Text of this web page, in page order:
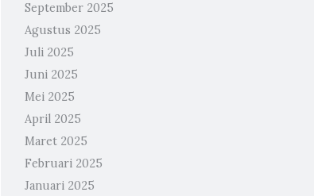
September 2025
Agustus 2025
Juli 2025
Juni 2025
Mei 2025
April 2025
Maret 2025
Februari 2025
Januari 2025